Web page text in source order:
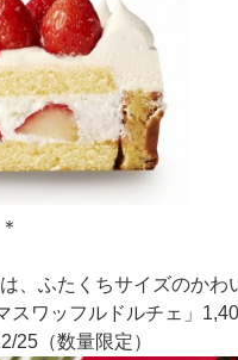
2017年10月
2017年9月
2017年8月
2017年7月
2017年5月
2017年4月
、ふたくちサイズのかわ
スワッフルドルチェ」
25（数量限定）